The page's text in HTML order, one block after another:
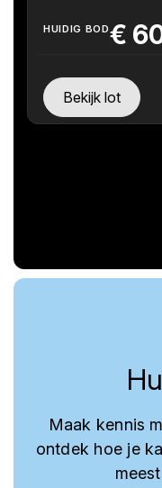
HUIDIG BOD€
Bekijk lot
Maak kennis
ontdek hoe je